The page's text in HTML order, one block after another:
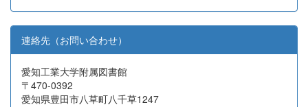
連絡先（お問い合わせ）
愛知工業大学附属図書館
〒470-0392
愛知県豊田市八草町八千草1247